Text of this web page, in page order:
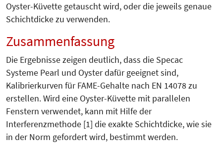
Oyster-Küvette getauscht wird, oder die jeweils genaue
Schichtdicke zu verwenden.
Zusammenfassung
Die Ergebnisse zeigen deutlich, dass die Specac
Systeme Pearl und Oyster dafür geeignet sind,
Kalibrierkurven für FAME-Gehalte nach EN 14078 zu
erstellen. Wird eine Oyster-Küvette mit parallelen
Fenstern verwendet, kann mit Hilfe der
Interferenzmethode [1] die exakte Schichtdicke, wie sie
in der Norm gefordert wird, bestimmt werden.